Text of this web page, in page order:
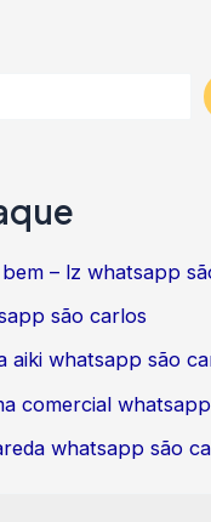
– lz whatsapp
são carlos
aiki whatsapp são
comercial
whatsapp são